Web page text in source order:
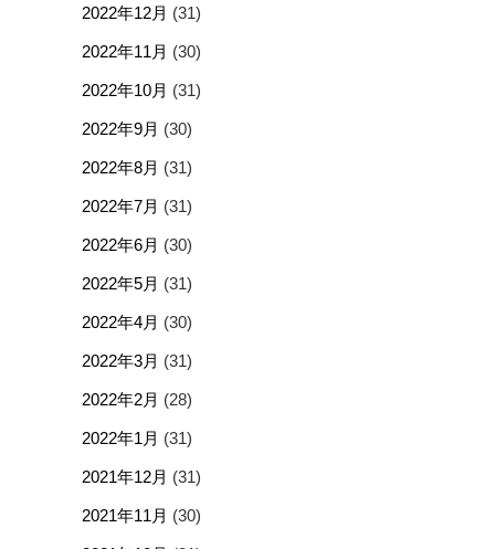
2022年12月 (31)
2022年11月 (30)
2022年10月 (31)
2022年9月 (30)
2022年8月 (31)
2022年7月 (31)
2022年6月 (30)
2022年5月 (31)
2022年4月 (30)
2022年3月 (31)
2022年2月 (28)
2022年1月 (31)
2021年12月 (31)
2021年11月 (30)